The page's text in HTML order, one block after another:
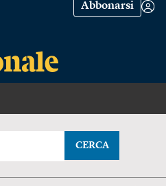
Abbonarsi
CERCA